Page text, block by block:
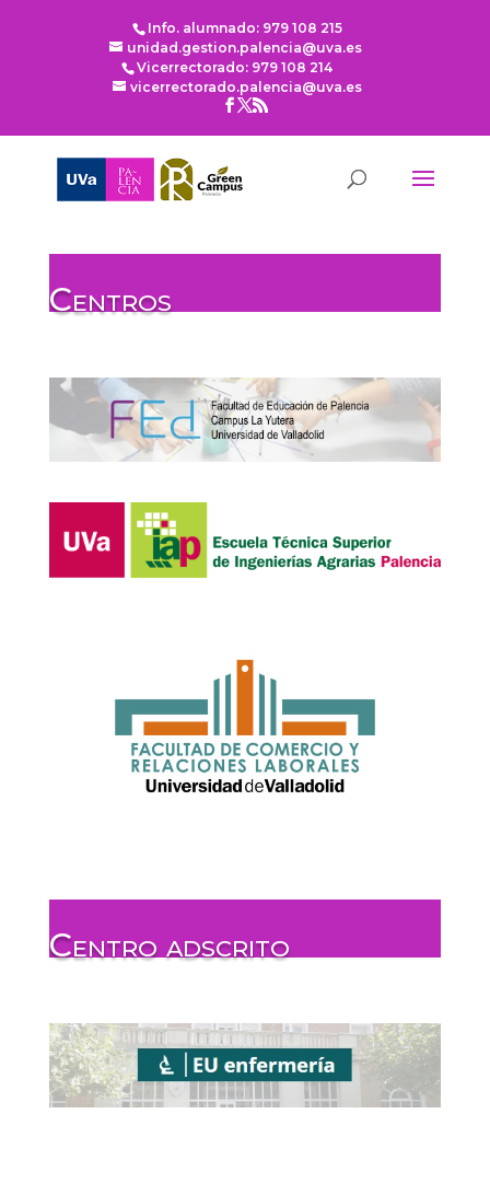
Info. alumnado: 979 108 215
unidad.gestion.palencia@uva.es
Vicerrectorado: 979 108 214
vicerrectorado.palencia@uva.es
Centros
Centro adscrito